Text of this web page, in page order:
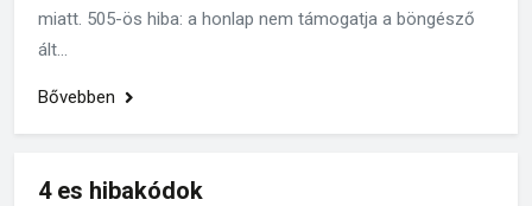
miatt. 505-ös hiba: a honlap nem támogatja a böngésző
ált...
Bővebben
4 es hibakódok